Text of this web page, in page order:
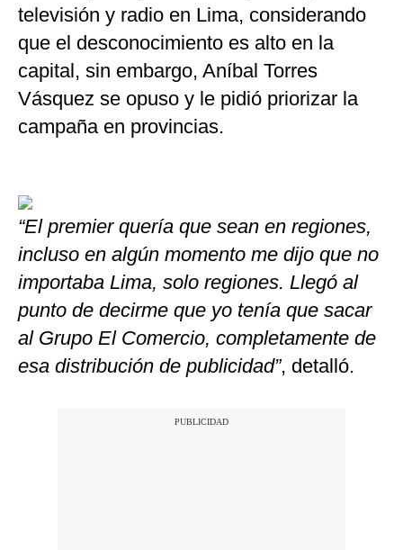
televisión y radio en Lima, considerando
que el desconocimiento es alto en la
capital, sin embargo, Aníbal Torres
Vásquez se opuso y le pidió priorizar la
campaña en provincias.
“El premier quería que sean en regiones,
incluso en algún momento me dijo que no
importaba Lima, solo regiones. Llegó al
punto de decirme que yo tenía que sacar
al Grupo El Comercio, completamente de
esa distribución de publicidad”, detalló.